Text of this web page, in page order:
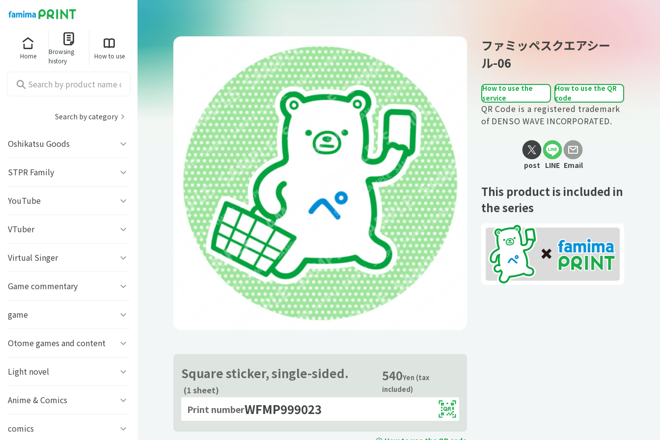
Home
Browsing
history
How to use
Search by category
Oshikatsu Goods
うちわシール
ファミッペ
うちわ背景
写真撮影背景
うちわ文字プリント
GIFUSHO 岐阜県立岐阜商
芸艸堂 推し祈願お守り
STPR Family
AMPTAKｘCOLORS
すとぷり
すにすて - SneakerStep
めておら - Meteorites -
騎士X - Knight X -
とぅるりぷ - True&Lip
YouTube
ねこほうチャンネル
ぼくたちのあそびば
ププ
豆柴富とのふたり暮らし
VTuber
VASE
クラーテイル
ななし学園 方言研究会
描乃EMOイラストシリーズ
Art Stone Entertainment
Virtual Singer
TOKYO6キャラクターズ
Game commentary
アマル
ストグラカップル
モノパスイーツフェス
game
フライハイトクラウディア
ゲームその他
アイドルデスゲームTV
原神
Otome games and content
Clock over ORQUESTA
ときめきメモリアル Girl’s
Light novel
ビーンズ文庫24周年
MFブックス
Anime & Comics
聖女の魔力は万能です
comics
Square sticker, single-sided.
(1 sheet)
540Yen (tax
included)
Print numberWFMP999023
ファミッペスクエアシー
ル-06
How to use the
service
How to use the QR
code
QR Code is a registered trademark
of DENSO WAVE INCORPORATED.
post LINE Email
This product is included in
the series